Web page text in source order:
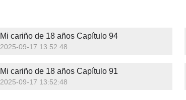
Mi cariño de 18 añosCapítulo 94
2025-09-17 13:52:48
Mi cariño de 18 añosCapítulo 91
2025-09-17 13:52:48